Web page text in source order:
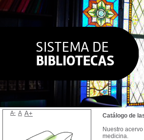
Catálogo de
Nuestro
medicina.
A- A A+